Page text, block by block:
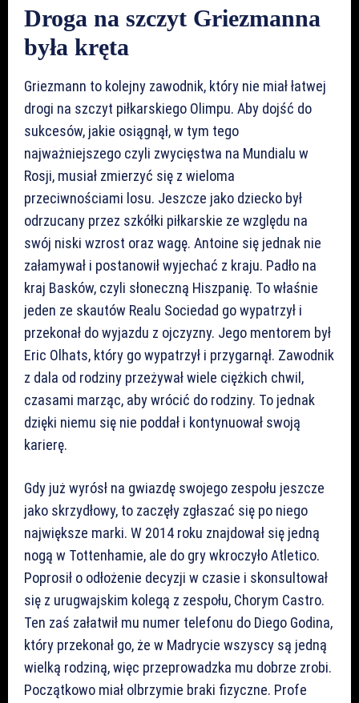
Droga na szczyt Griezmanna
była kręta
Griezmann to kolejny zawodnik, który nie miał łatwej
drogi na szczyt piłkarskiego Olimpu. Aby dojść do
sukcesów, jakie osiągnął, w tym tego
najważniejszego czyli zwycięstwa na Mundialu w
Rosji, musiał zmierzyć się z wieloma
przeciwnościami losu. Jeszcze jako dziecko był
odrzucany przez szkółki piłkarskie ze względu na
swój niski wzrost oraz wagę. Antoine się jednak nie
załamywał i postanowił wyjechać z kraju. Padło na
kraj Basków, czyli słoneczną Hiszpanię. To właśnie
jeden ze skautów Realu Sociedad go wypatrzył i
przekonał do wyjazdu z ojczyzny. Jego mentorem był
Eric Olhats, który go wypatrzył i przygarnął. Zawodnik
z dala od rodziny przeżywał wiele ciężkich chwil,
czasami marząc, aby wrócić do rodziny. To jednak
dzięki niemu się nie poddał i kontynuował swoją
karierę.
Gdy już wyrósł na gwiazdę swojego zespołu jeszcze
jako skrzydłowy, to zaczęły zgłaszać się po niego
największe marki. W 2014 roku znajdował się jedną
nogą w Tottenhamie, ale do gry wkroczyło Atletico.
Poprosił o odłożenie decyzji w czasie i skonsultował
się z urugwajskim kolegą z zespołu, Chorym Castro.
Ten zaś załatwił mu numer telefonu do Diego Godina,
który przekonał go, że w Madrycie wszyscy są jedną
wielką rodziną, więc przeprowadzka mu dobrze zrobi.
Początkowo miał olbrzymie braki fizyczne. Profe